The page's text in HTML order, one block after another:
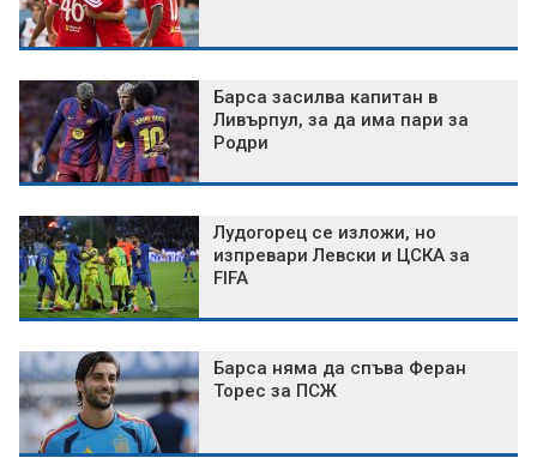
Барса засилва капитан в
Ливърпул, за да има пари за
Родри
Лудогорец се изложи, но
изпревари Левски и ЦСКА за
FIFA
Барса няма да спъва Феран
Торес за ПСЖ